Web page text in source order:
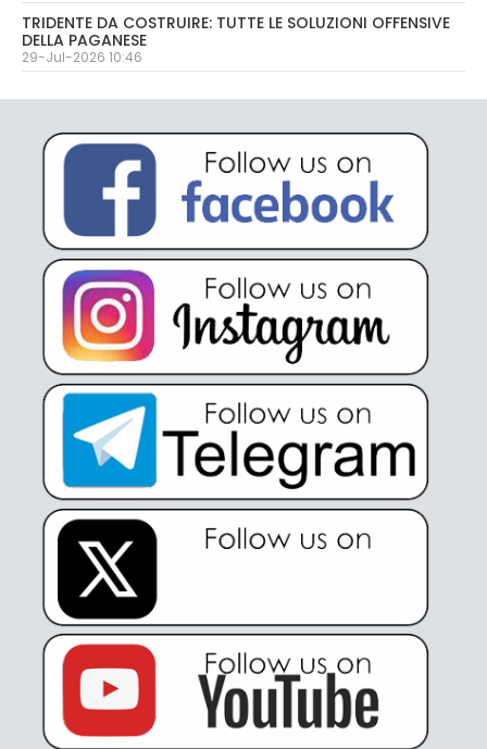
TRIDENTE DA COSTRUIRE: TUTTE LE SOLUZIONI OFFENSIVE
DELLA PAGANESE
29-Jul-2026 10:46